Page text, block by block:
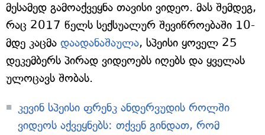
მესამედ გამოაქვეყნა თავისი ვიდეო. მას შემდეგ,
რაც 2017 წელს სექსუალურ შევიწროებაში 10-
მდე კაცმა დაადანაშაულა, სპეისი ყოველ 25
დეკემბერს პირად ვიდეოებს იღებს და ყველას
ულოცავს შობას.
კევინ სპეისი ფრენკ ანდერვუდის როლში
ვიდეოს აქვეყნებს: თქვენ გინდათ, რომ